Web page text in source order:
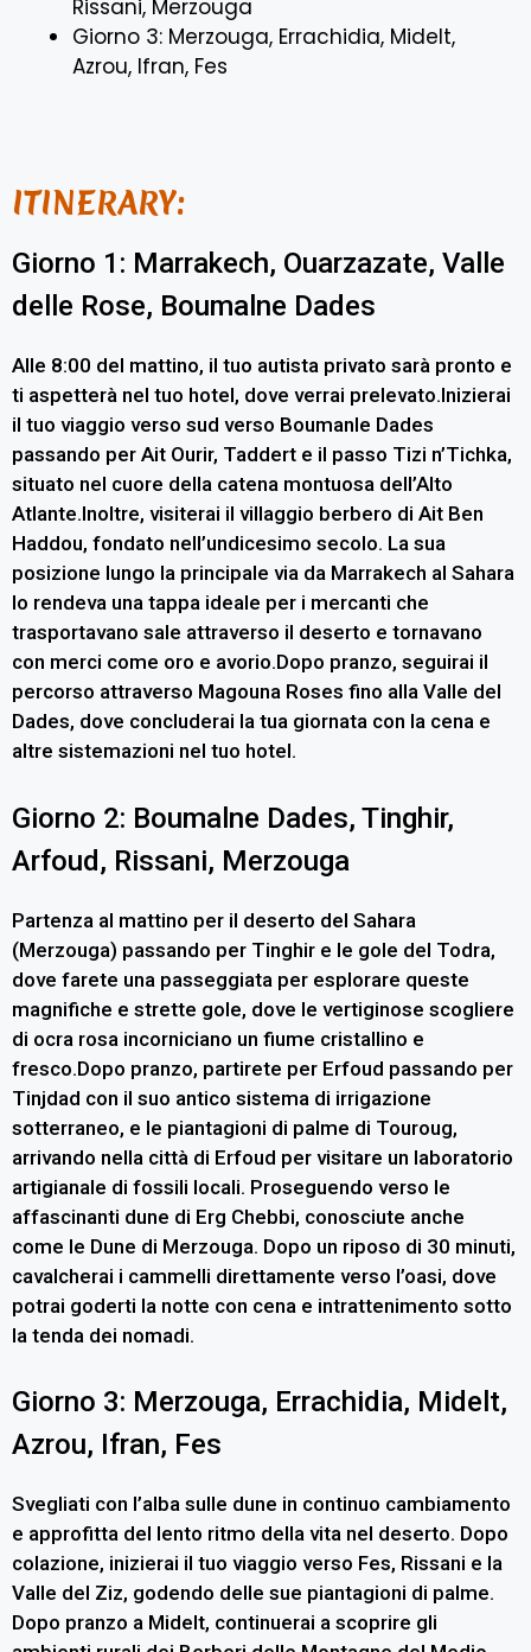
Rissani, Merzouga
Giorno 3: Merzouga, Errachidia, Midelt,
Azrou, Ifran, Fes
ITINERARY:
Giorno 1: Marrakech, Ouarzazate, Valle
delle Rose, Boumalne Dades
Alle 8:00 del mattino, il tuo autista privato sarà pronto e
ti aspetterà nel tuo hotel, dove verrai prelevato.Inizierai
il tuo viaggio verso sud verso Boumanle Dades
passando per Ait Ourir, Taddert e il passo Tizi n’Tichka,
situato nel cuore della catena montuosa dell’Alto
Atlante.Inoltre, visiterai il villaggio berbero di Ait Ben
Haddou, fondato nell’undicesimo secolo. La sua
posizione lungo la principale via da Marrakech al Sahara
lo rendeva una tappa ideale per i mercanti che
trasportavano sale attraverso il deserto e tornavano
con merci come oro e avorio.Dopo pranzo, seguirai il
percorso attraverso Magouna Roses fino alla Valle del
Dades, dove concluderai la tua giornata con la cena e
altre sistemazioni nel tuo hotel.
Giorno 2: Boumalne Dades, Tinghir,
Arfoud, Rissani, Merzouga
Partenza al mattino per il deserto del Sahara
(Merzouga) passando per Tinghir e le gole del Todra,
dove farete una passeggiata per esplorare queste
magnifiche e strette gole, dove le vertiginose scogliere
di ocra rosa incorniciano un fiume cristallino e
fresco.Dopo pranzo, partirete per Erfoud passando per
Tinjdad con il suo antico sistema di irrigazione
sotterraneo, e le piantagioni di palme di Touroug,
arrivando nella città di Erfoud per visitare un laboratorio
artigianale di fossili locali. Proseguendo verso le
affascinanti dune di Erg Chebbi, conosciute anche
come le Dune di Merzouga. Dopo un riposo di 30 minuti,
cavalcherai i cammelli direttamente verso l’oasi, dove
potrai goderti la notte con cena e intrattenimento sotto
la tenda dei nomadi.
Giorno 3: Merzouga, Errachidia, Midelt,
Azrou, Ifran, Fes
Svegliati con l’alba sulle dune in continuo cambiamento
e approfitta del lento ritmo della vita nel deserto. Dopo
colazione, inizierai il tuo viaggio verso Fes, Rissani e la
Valle del Ziz, godendo delle sue piantagioni di palme.
Dopo pranzo a Midelt, continuerai a scoprire gli